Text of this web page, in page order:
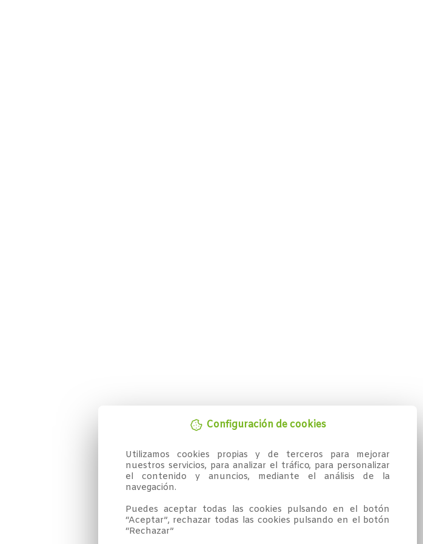
Configuración de cookies
Utilizamos cookies propias y de terceros para mejorar
nuestros servicios, para analizar el tráfico, para personalizar
el contenido y anuncios, mediante el análisis de la
navegación.
Puedes aceptar todas las cookies pulsando en el botón
“Aceptar”, rechazar todas las cookies pulsando en el botón
“Rechazar”